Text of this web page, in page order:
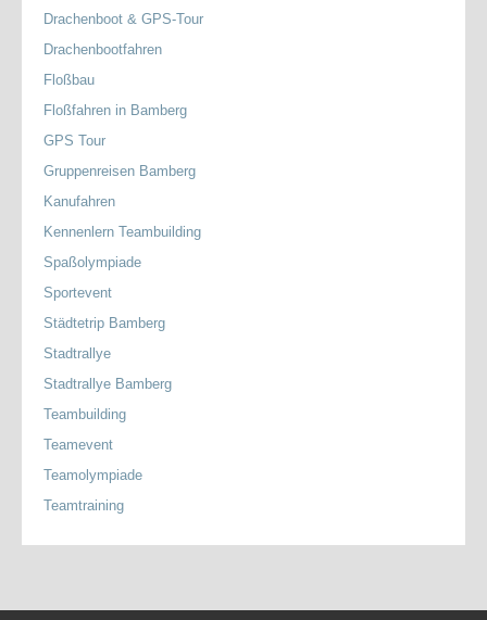
Drachenboot & GPS-Tour
Drachenbootfahren
Floßbau
Floßfahren in Bamberg
GPS Tour
Gruppenreisen Bamberg
Kanufahren
Kennenlern Teambuilding
Spaßolympiade
Sportevent
Städtetrip Bamberg
Stadtrallye
Stadtrallye Bamberg
Teambuilding
Teamevent
Teamolympiade
Teamtraining